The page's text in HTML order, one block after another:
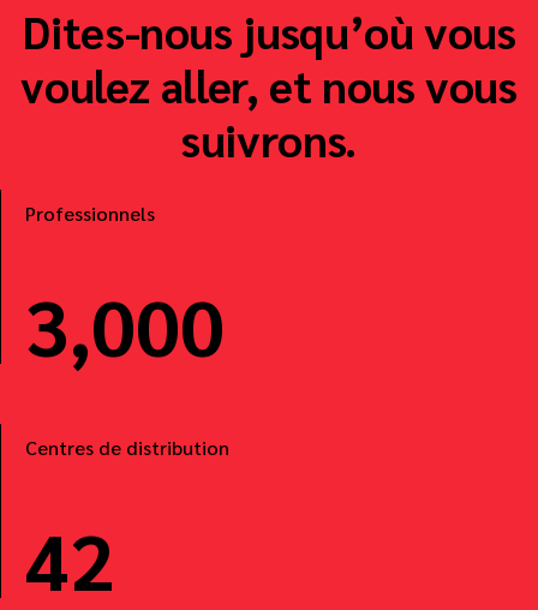
Dites-nous jusqu’où vous
voulez aller, et nous vous
suivrons.
Professionnels
3,000
Centres de distribution
42